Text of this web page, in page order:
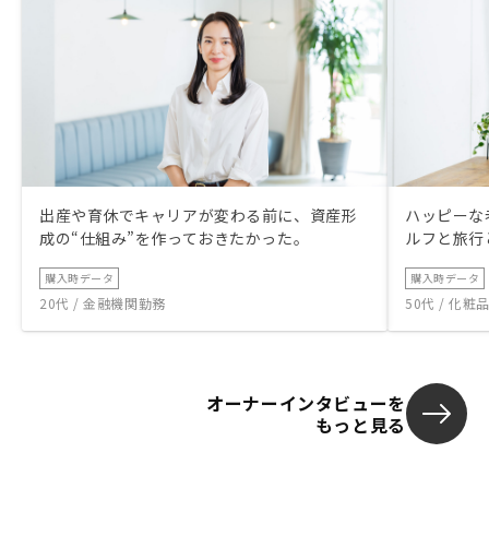
出産や育休でキャリアが変わる前に、資産形
成の“仕組み”を作っておきたかった。
購入時データ
20代 / 金融機関勤務
ハッピー
ルフと旅
購入時データ
50代 / 化粧
オーナーインタビューを
もっと見る